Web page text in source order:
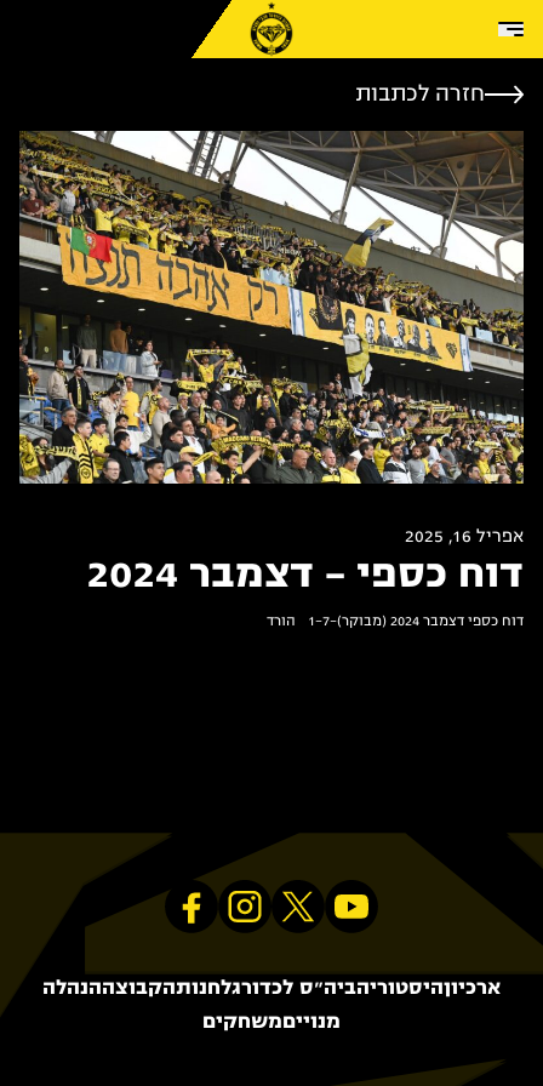
חזרה לכתבות
אפריל 16, 2025
דוח כספי – דצמבר 2024
דוח כספי דצמבר 2024 (מבוקר)-1-7 הורד
ארכיוןהיסטוריהביה״ס לכדורגלחנותהקבוצההנהלה
מנוייםמשחקים